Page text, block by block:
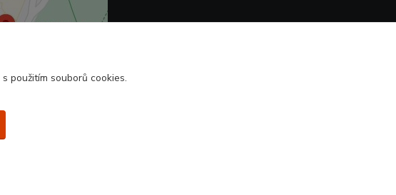
s použitím souborů cookies.